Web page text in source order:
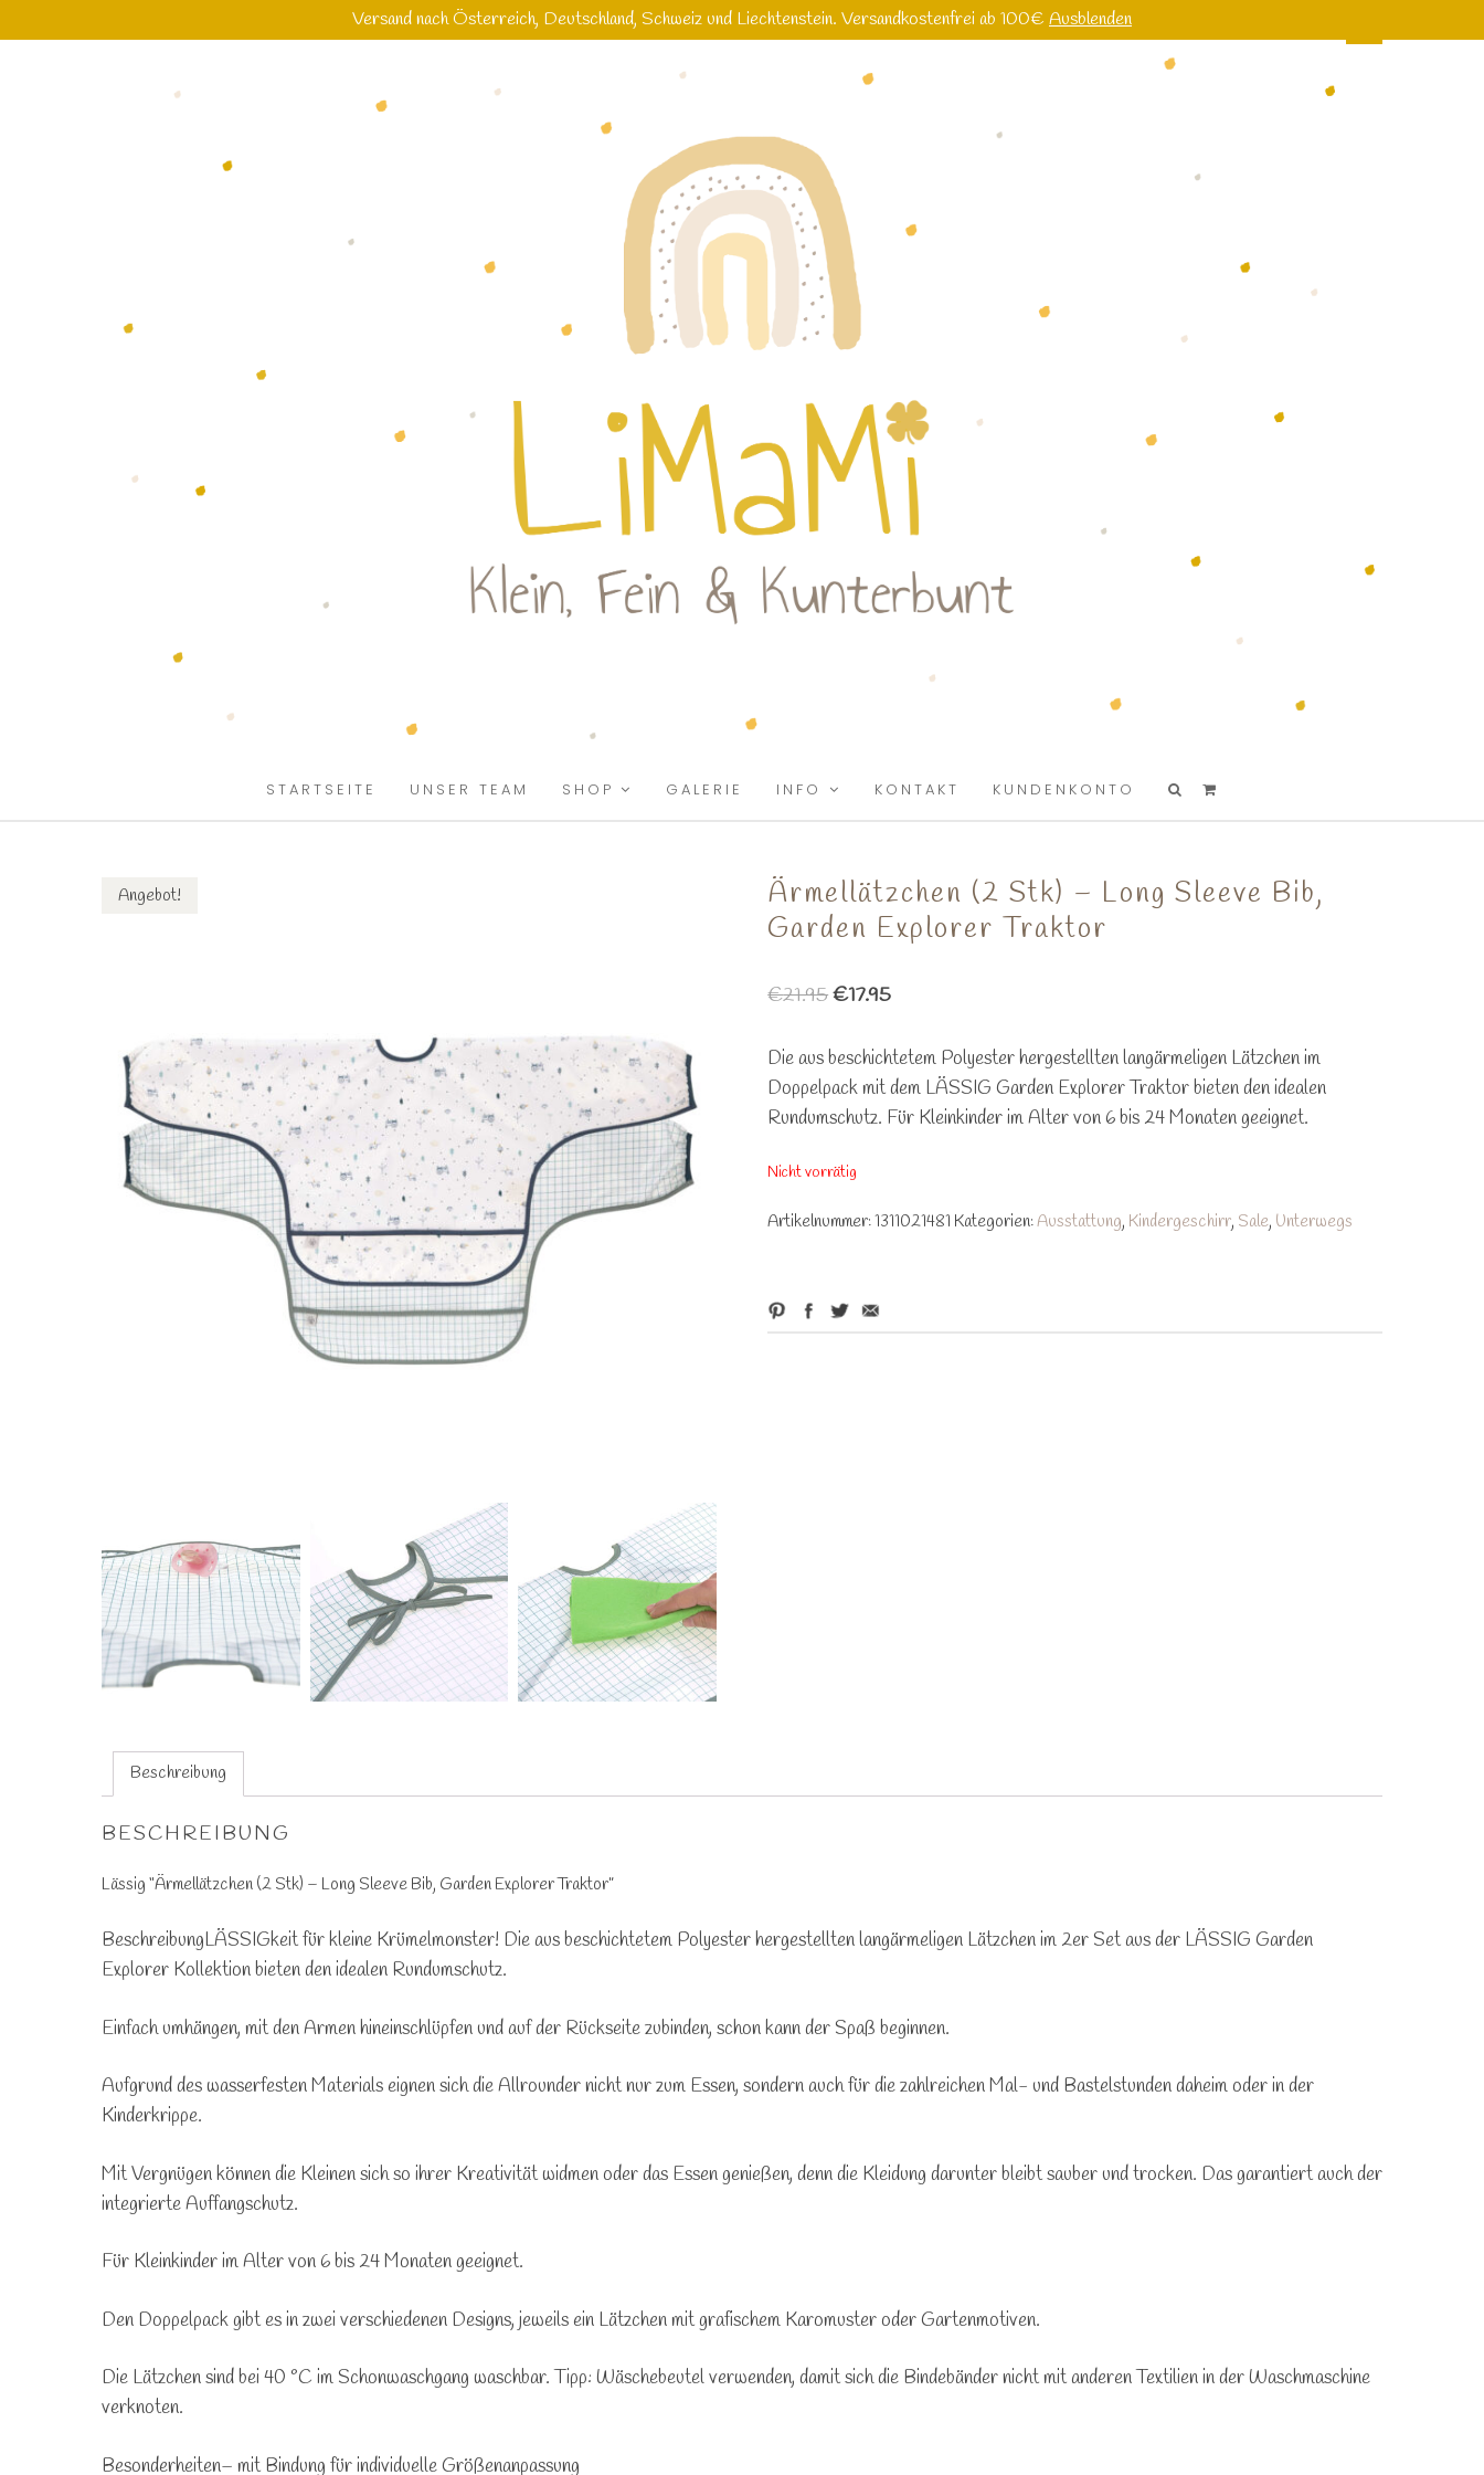
STARTSEITE
UNSER TEAM SHOP GALERIE INFO KONTAKT KUNDENKONTO
Angebot!
Ärmellätzchen (2 Stk) – Long Sleeve Bib,
Garden Explorer Traktor
€21.95€17.95
Die aus beschichtetem Polyester hergestellten langärmeligen Lätzchen im
Doppelpack mit dem LÄSSIG Garden Explorer Traktor bieten den idealen
Rundumschutz. Für Kleinkinder im Alter von 6 bis 24 Monaten geeignet.
Nicht vorrätig
Artikelnummer:1311021481 Kategorien:Ausstattung, Kindergeschirr, Sale, Unterwegs
Beschreibung
BESCHREIBUNG
Lässig “Ärmellätzchen (2 Stk) – Long Sleeve Bib, Garden Explorer Traktor”
BeschreibungLÄSSIGkeit für kleine Krümelmonster! Die aus beschichtetem Polyester hergestellten langärmeligen Lätzchen im 2er Set aus der LÄSSIG Garden
Explorer Kollektion bieten den idealen Rundumschutz.
Einfach umhängen, mit den Armen hineinschlüpfen und auf der Rückseite zubinden, schon kann der Spaß beginnen.
Aufgrund des wasserfesten Materials eignen sich die Allrounder nicht nur zum Essen, sondern auch für die zahlreichen Mal- und Bastelstunden daheim oder in der
Kinderkrippe.
Mit Vergnügen können die Kleinen sich so ihrer Kreativität widmen oder das Essen genießen, denn die Kleidung darunter bleibt sauber und trocken. Das garantiert auch der
integrierte Auffangschutz.
Für Kleinkinder im Alter von 6 bis 24 Monaten geeignet.
Den Doppelpack gibt es in zwei verschiedenen Designs, jeweils ein Lätzchen mit grafischem Karomuster oder Gartenmotiven.
Die Lätzchen sind bei 40 °C im Schonwaschgang waschbar. Tipp: Wäschebeutel verwenden, damit sich die Bindebänder nicht mit anderen Textilien in der Waschmaschine
verknoten.
Besonderheiten– mit Bindung für individuelle Größenanpassung
Versand nach Österreich, Deutschland, Schweiz und Liechtenstein. Versandkostenfrei ab 100€ Ausblenden